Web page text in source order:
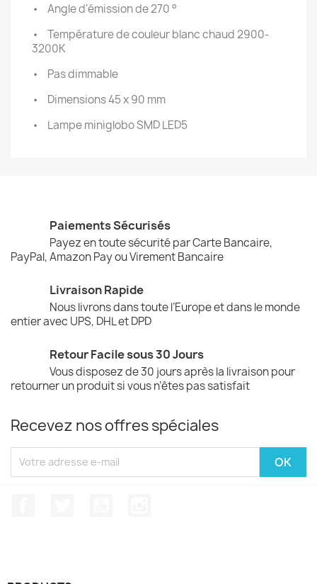
•
Angle d'émission de 270 °
•
Température de couleur blanc chaud 2900-
3200K
•
Pas dimmable
•
Dimensions 45 x 90 mm
•
Lampe miniglobo SMD LED5
Paiements Sécurisés
Payez en toute sécurité par Carte Bancaire,
PayPal, Amazon Pay ou Virement Bancaire
Livraison Rapide
Nous livrons dans toute l’Europe et dans le monde
entier avec UPS, DHL et DPD
Retour Facile sous 30 Jours
Vous disposez de 30 jours après la livraison pour
retourner un produit si vous n’êtes pas satisfait
Recevez nos offres spéciales